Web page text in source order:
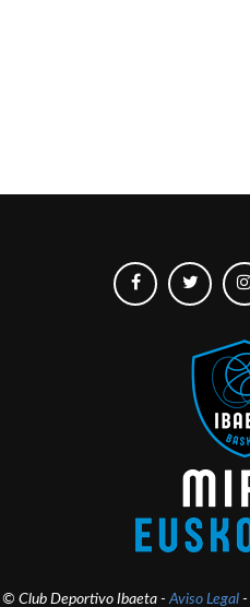
© Club Deportivo Ibaeta -Aviso Legal -